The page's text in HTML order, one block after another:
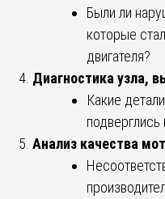
Были ли
которые
двигателя?
Диагностика узла,
Какие
Анализ качества